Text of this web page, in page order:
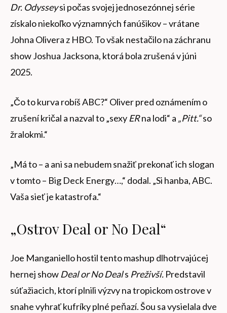
Dr. Odysseysi počas svojej jednosezónnej série
získalo niekoľko významných fanúšikov – vrátane
Johna Olivera z HBO. To však nestačilo na záchranu
show Joshua Jacksona, ktorá bola zrušená v júni
2025.
„Čo to kurva robíš ABC?“ Oliver pred oznámením o
zrušení kričal a nazval to „sexyERna lodi“ a „Pitt.“so
žralokmi.“
„Má to – a ani sa nebudem snažiť prekonať ich slogan
v tomto – Big Deck Energy…,“ dodal. „Si hanba, ABC.
Vaša sieť je katastrofa.“
„Ostrov Deal or No Deal“
Joe Manganiello hostil tento mashup dlhotrvajúcej
hernej showDeal or No Deals Preživší. Predstavil
súťažiacich, ktorí plnili výzvy na tropickom ostrove v
snahe vyhrať kufríky plné peňazí. Šou sa vysielala dve